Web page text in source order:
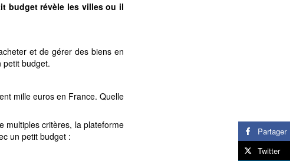
budget révèle les villes ou il
et de gérer des biens en
petit budget.
mille euros en France. Quelle
multiples critères, la plateforme
un petit budget :
Partager
Twitter